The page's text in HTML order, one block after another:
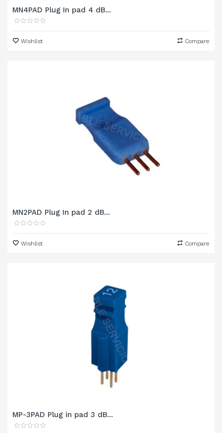
MN4PAD Plug In pad 4 dB...
Wishlist Compare
MN2PAD Plug In pad 2 dB...
Wishlist Compare
MP-3PAD Plug in pad 3 dB...